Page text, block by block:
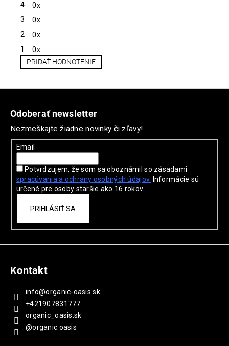
4
0x
3
0x
2
0x
1
0x
PRIDAŤ HODNOTENIE
ý
i
s
h
o
d
n
o
t
e
í
Odoberať newsletter
Nezmeškajte žiadne novinky či zľavy!
Email
Potvrdzujem, že som sa oboznámil so zásadami
spracúvania a ochrany osobných údajov. Informácie sú
určené pre osoby staršie ako 16 rokov.
PRIHLÁSIŤ SA
Kontakt
info@organic-oasis.sk
+421907831777
organic_oasis.sk
@organic.oasis